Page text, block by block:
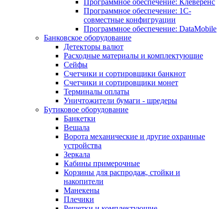
Программное обеспечение: Клеверенс
Программное обеспечение: 1С-
совместные конфигруации
Программное обеспечение: DataMobile
Банковское оборудование
Детекторы валют
Расходные материалы и комплектующие
Сейфы
Счетчики и сортировщики банкнот
Счетчики и сортировщики монет
Терминалы оплаты
Уничтожители бумаги - шредеры
Бутиковое оборудование
Банкетки
Вешала
Ворота механические и другие охранные
устройства
Зеркала
Кабины примерочные
Корзины для распродаж, стойки и
накопители
Манекены
Плечики